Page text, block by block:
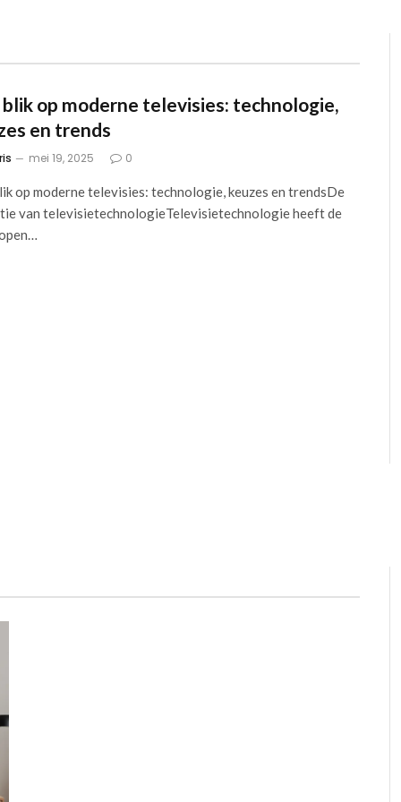
blik op moderne televisies: technologie,
en trends
mei 19, 2025 0
op moderne televisies: technologie, keuzes en trendsDe
van televisietechnologieTelevisietechnologie heeft de